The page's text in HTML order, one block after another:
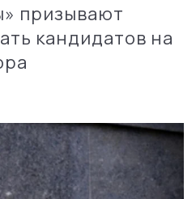
призывают
кандидатов на